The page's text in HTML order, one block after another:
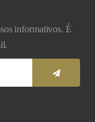
informativos. É